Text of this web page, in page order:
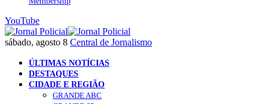
YouTube
sábado, agosto 8 Central de Jornalismo
ÚLTIMAS NOTÍCIAS
DESTAQUES
CIDADE E REGIÃO
GRANDE ABC